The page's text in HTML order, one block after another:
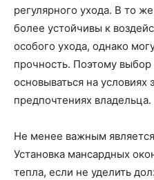
регулярного ухода. В то
более устойчивы к
особого ухода, однако
прочность. Поэтому
основываться на условиях
предпочтениях владельца.
Не менее важным
Установка мансардных
тепла, если не уделить